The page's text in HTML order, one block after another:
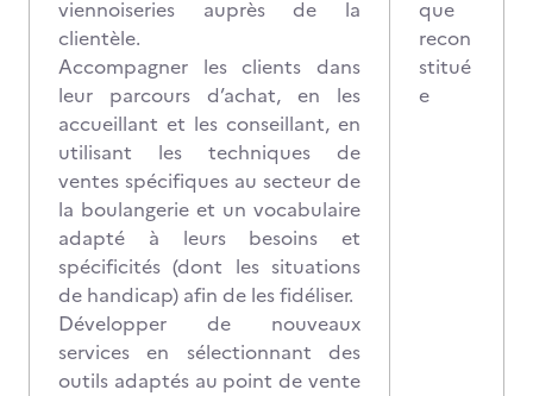
viennoiseries auprès de la
clientèle.
Accompagner les clients dans
leur parcours d’achat, en les
accueillant et les conseillant, en
utilisant les techniques de
ventes spécifiques au secteur de
la boulangerie et un vocabulaire
adapté à leurs besoins et
spécificités (dont les situations
de handicap) afin de les fidéliser.
Développer de nouveaux
services en sélectionnant des
outils adaptés au point de vente
que
recon
stitué
e